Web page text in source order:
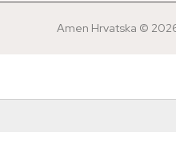
Amen Hrvatska ©